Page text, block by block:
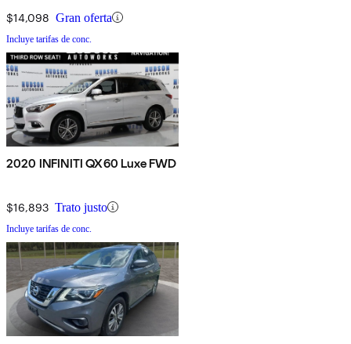
$14,098 Gran oferta
Incluye tarifas de conc.
2020 INFINITI QX60 Luxe FWD
$16,893 Trato justo
Incluye tarifas de conc.